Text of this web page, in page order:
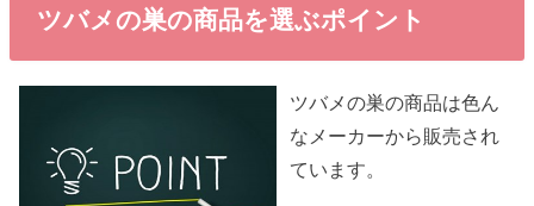
ツバメの巣の商品を選ぶポイント
ツバメの巣の商品は色ん
なメーカーから販売され
ています。